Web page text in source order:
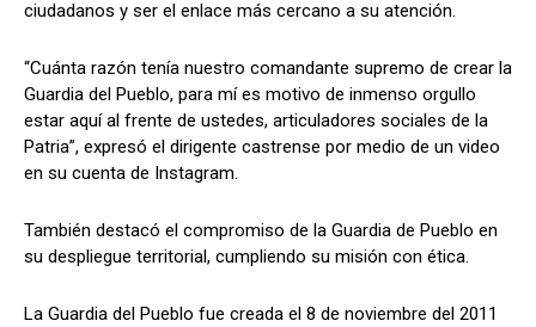
ciudadanos y ser el enlace más cercano a su atención.
“Cuánta razón tenía nuestro comandante supremo de crear la
Guardia del Pueblo, para mí es motivo de inmenso orgullo
estar aquí al frente de ustedes, articuladores sociales de la
Patria”, expresó el dirigente castrense por medio de un video
en su cuenta de Instagram.
También destacó el compromiso de la Guardia de Pueblo en
su despliegue territorial, cumpliendo su misión con ética.
La Guardia del Pueblo fue creada el 8 de noviembre del 2011